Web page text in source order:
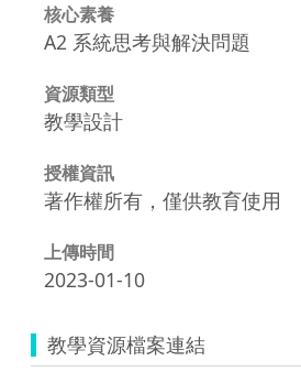
核心素養
A2 系統思考與解決問題
資源類型
教學設計
授權資訊
著作權所有，僅供教育使用
上傳時間
2023-01-10
教學資源檔案連結